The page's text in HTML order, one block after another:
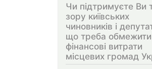
Чи підтримуєте Ви
зору київських
чиновників і
що треба обмежити
фінансові витрати
місцевих громад